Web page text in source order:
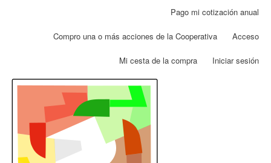
contenido
Pago mi cotización anual
Compro una o más acciones de la Cooperativa Acceso
Mi cesta de la compra Iniciar sesión